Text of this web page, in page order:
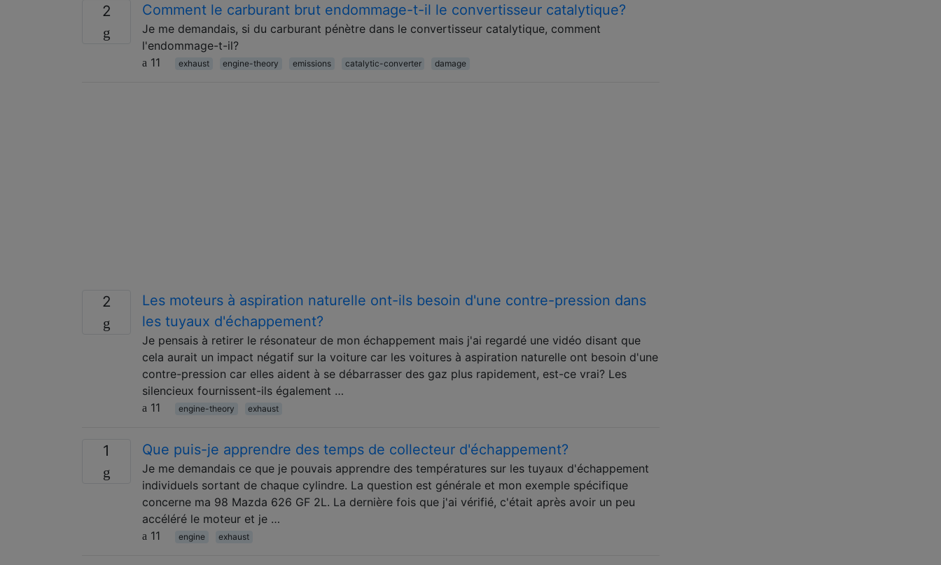
2 Comment le carburant brut endommage-t-il le convertisseur catalytique?
Je me demandais, si du carburant pénètre dans le convertisseur catalytique, comment
l'endommage-t-il?
11
exhaust engine-theory emissions catalytic-converter damage
2
Les moteurs à aspiration naturelle ont-ils besoin d'une contre-pression dans
les tuyaux d'échappement?
Je pensais à retirer le résonateur de mon échappement mais j'ai regardé une vidéo disant que
cela aurait un impact négatif sur la voiture car les voitures à aspiration naturelle ont besoin d'une
contre-pression car elles aident à se débarrasser des gaz plus rapidement, est-ce vrai? Les
silencieux fournissent-ils également …
11
engine-theory exhaust
1 Que puis-je apprendre des temps de collecteur d'échappement?
Je me demandais ce que je pouvais apprendre des températures sur les tuyaux d'échappement
individuels sortant de chaque cylindre. La question est générale et mon exemple spécifique
concerne ma 98 Mazda 626 GF 2L. La dernière fois que j'ai vérifié, c'était après avoir un peu
accéléré le moteur et je …
11
engine exhaust